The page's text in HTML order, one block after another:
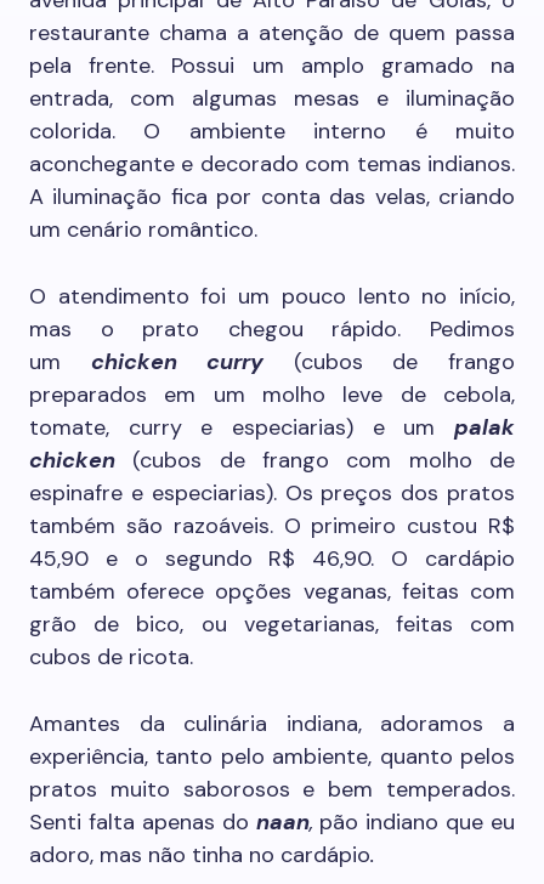
restaurante chama a atenção de quem passa
pela frente. Possui um amplo gramado na
entrada, com algumas mesas e iluminação
colorida. O ambiente interno é muito
aconchegante e decorado com temas indianos.
A iluminação fica por conta das velas, criando
um cenário romântico.
O atendimento foi um pouco lento no início,
mas o prato chegou rápido. Pedimos
um chicken curry (cubos de frango
preparados em um molho leve de cebola,
tomate, curry e especiarias) e um palak
chicken
(cubos de frango com molho de
espinafre e especiarias). Os preços dos pratos
também são razoáveis. O primeiro custou R$
45,90 e o segundo R$ 46,90. O cardápio
também oferece opções veganas, feitas com
grão de bico, ou vegetarianas, feitas com
cubos de ricota.
Amantes da culinária indiana, adoramos a
experiência, tanto pelo ambiente, quanto pelos
pratos muito saborosos e bem temperados.
Senti falta apenas do naan, pão indiano que eu
adoro, mas não tinha no cardápio.